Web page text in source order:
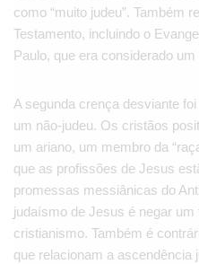
como “muito judeu”. Também
Testamento, incluindo o
Paulo, que era considerado
A segunda crença desviante
um não-judeu. Os cristãos
um ariano, um membro da
que as profissões de Jesus
promessas messiânicas do
judaísmo de Jesus é negar um
cristianismo. Também é
que relacionam a ascendência